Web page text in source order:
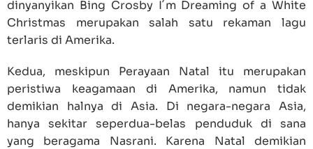
dinyanyikan Bing Crosby I´m Dreaming of a White
Christmas merupakan salah satu rekaman lagu
terlaris di Amerika.
Kedua, meskipun Perayaan Natal itu merupakan
peristiwa keagamaan di Amerika, namun tidak
demikian halnya di Asia. Di negara-negara Asia,
hanya sekitar seperdua-belas penduduk di sana
yang beragama Nasrani. Karena Natal demikian